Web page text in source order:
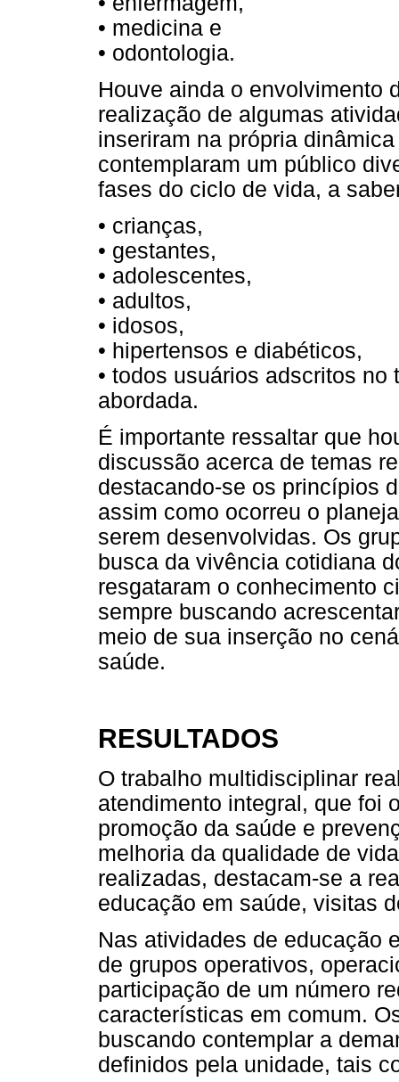
• medicina e
• odontologia.
Houve ainda o envolvimento
realização de algumas
inseriram na própria
contemplaram um público
fases do ciclo de vida, a
• crianças,
• gestantes,
• adolescentes,
• adultos,
• idosos,
• hipertensos e diabéticos,
• todos usuários adscritos
abordada.
É importante ressaltar que
discussão acerca de temas
destacando-se os princípios
assim como ocorreu o
serem desenvolvidas. Os
busca da vivência cotidiana
resgataram o conhecimento
sempre buscando
meio de sua inserção no
saúde.
RESULTADOS
O trabalho multidisciplinar
atendimento integral, que foi
promoção da saúde e
melhoria da qualidade de
realizadas, destacam-se a
educação em saúde, visitas
Nas atividades de educação
de grupos operativos,
participação de um número
características em comum.
buscando contemplar a
definidos pela unidade, tais